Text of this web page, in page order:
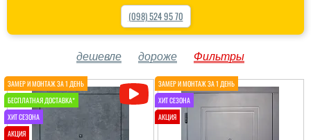
(098) 524 95 70
дешевле дороже Фильтры